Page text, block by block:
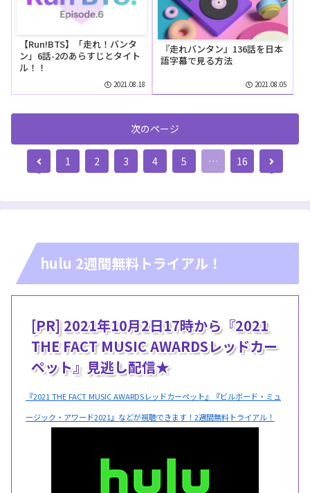
【Run!BTS】「走れ！バンタ
ン」6話-2のあらすじとタイト
ル！！
2021.08.18
『走れバンタン』136話を日本
語字幕で見る方法
2021.08.05
次のページ
前
1 2 3 4 5 … 16
次
hulu 2週間無料トライアル！
[PR] 2021年10月2日17時から『2021
THE FACT MUSIC AWARDSレッドカー
ペット』見逃し配信★
『2021 THE FACT MUSIC AWARDSレッドカーペット』『ビルボード・ミュ
ージック・アワード2021』などが視聴できます！2週間無料トライアル！